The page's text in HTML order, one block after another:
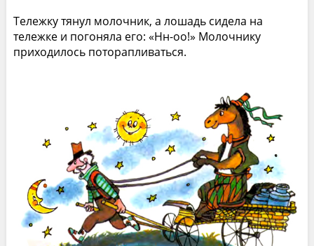
Тележку тянул молочник, а лошадь сидела на
тележке и погоняла его: «Нн-оо!» Молочнику
приходилось поторапливаться.